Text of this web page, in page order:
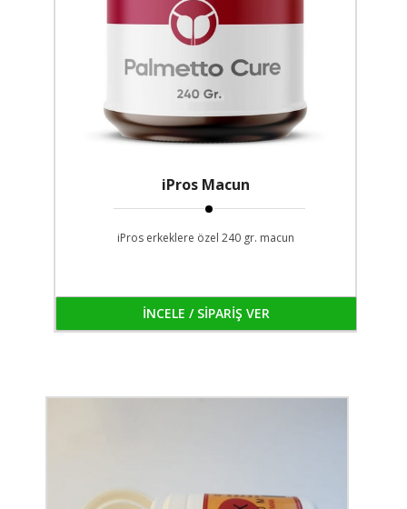
iPros Macun
iPros erkeklere özel 240 gr. macun
İNCELE / SİPARİŞ VER